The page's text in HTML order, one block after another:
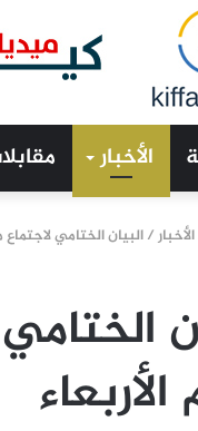
الأخبار
الأخبار/البيان الختامي لاجتماع
الأربعاء